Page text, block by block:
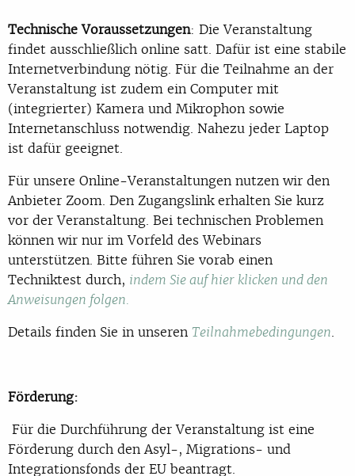
Technische Voraussetzungen: Die Veranstaltung
findet ausschließlich online satt. Dafür ist eine stabile
Internetverbindung nötig. Für die Teilnahme an der
Veranstaltung ist zudem ein Computer mit
(integrierter) Kamera und Mikrophon sowie
Internetanschluss notwendig. Nahezu jeder Laptop
ist dafür geeignet.
Für unsere Online-Veranstaltungen nutzen wir den
Anbieter Zoom. Den Zugangslink erhalten Sie kurz
vor der Veranstaltung. Bei technischen Problemen
können wir nur im Vorfeld des Webinars
unterstützen. Bitte führen Sie vorab einen
Techniktest durch, indem Sie auf hier klicken und den
Anweisungen folgen.
Details finden Sie in unseren Teilnahmebedingungen.
Förderung:
Für die Durchführung der Veranstaltung ist eine
Förderung durch den Asyl-, Migrations- und
Integrationsfonds der EU beantragt.